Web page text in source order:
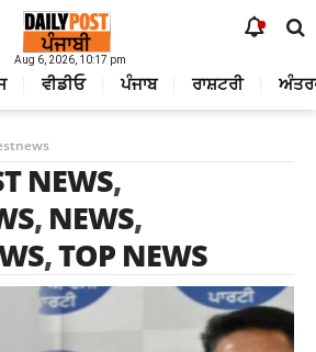
Aug 6, 2026, 10:17 pm
ਵੀਡੀਓ ਪੰਜਾਬ ਰਾਸ਼ਟਰੀ
NEWS,
, NEWS,
,TOP NEWS